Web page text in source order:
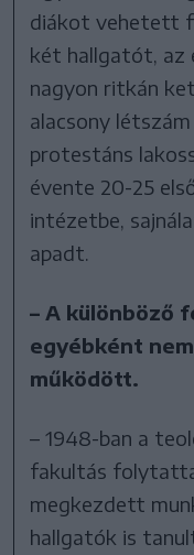
diákot vehetett
két hallgatót, az
nagyon ritkán
alacsony
protestáns
évente 20-25
intézetbe,
apadt.
– A különböző
egyébként
működött.
– 1948-ban a
fakultás
megkezdett
hallgatók is